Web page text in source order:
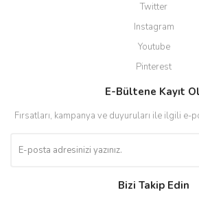
Twitter
Instagram
Youtube
Pinterest
E-Bültene Kayıt
Fırsatları, kampanya ve duyuruları ile ilgili e-
Bizi Takip Edin